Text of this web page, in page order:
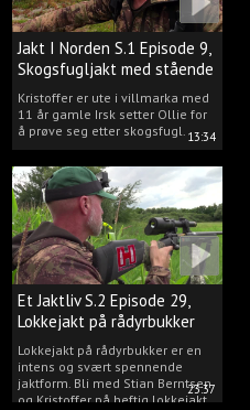
13:34
Jakt I Norden S.1 Episode 9,
Skogsfugljakt med stående
hund.
Kristoffer er ute i villmarka med
11 år gamle Irsk setter Ollie for
å prøve seg etter skogsfugl.
23:37
Et Jaktliv S.2 Episode 29,
Lokkejakt på rådyrbukker
med Stian og Kristoffer
Lokkejakt på rådyrbukker er en
intens og svært spennende
jaktform. Bli med Stian Berntsen
og Kristoffer på heftig lokkejakt.